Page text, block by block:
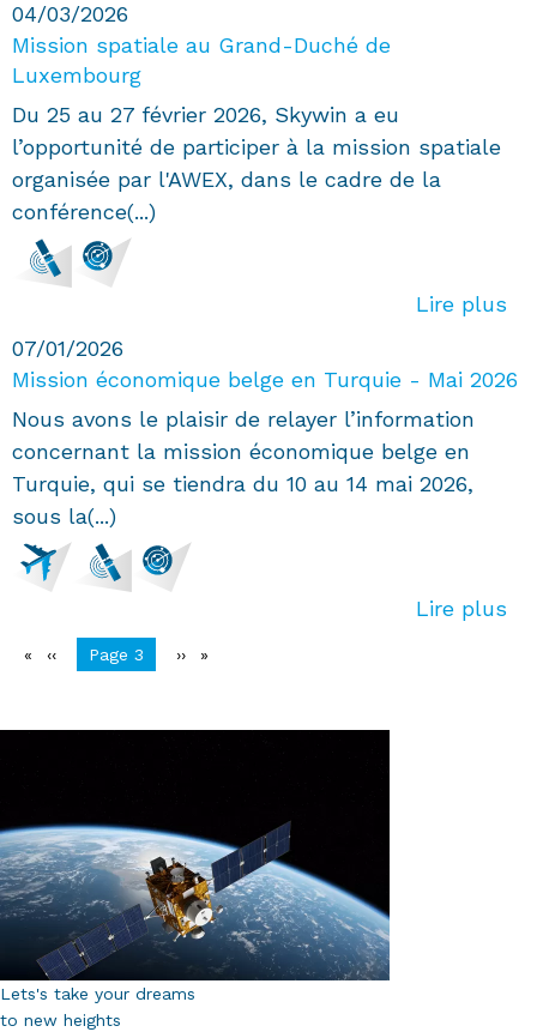
04/03/2026
Mission spatiale au Grand-Duché de
Luxembourg
Du 25 au 27 février 2026, Skywin a eu
l’opportunité de participer à la mission spatiale
organisée par l'AWEX, dans le cadre de la
conférence(...)
Lire plus
07/01/2026
Mission économique belge en Turquie - Mai 2026
Nous avons le plaisir de relayer l’information
concernant la mission économique belge en
Turquie, qui se tiendra du 10 au 14 mai 2026,
sous la(...)
Lire plus
Pagination
Page
‹‹ You're on
Page 3
Page
››
Lets's take your dreams
to new heights